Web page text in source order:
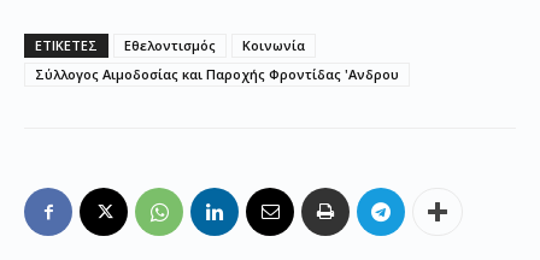
ΕΤΙΚΕΤΕΣ Εθελοντισμός
Κοινωνία
Σύλλογος Αιμοδοσίας και Παροχής Φροντίδας 'Ανδρου